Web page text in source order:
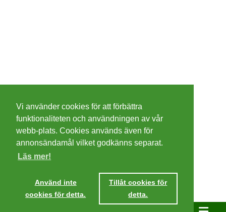
Cookies
Integritetspolicy
Villkor
Vi använder cookies för att förbättra
funktionaliteten och användningen av vår
webb-plats. Cookies används även för
annonsändamål vilket godkänns separat.
Läs mer!
Använd inte
cookies för detta.
Tillåt cookies för
detta.